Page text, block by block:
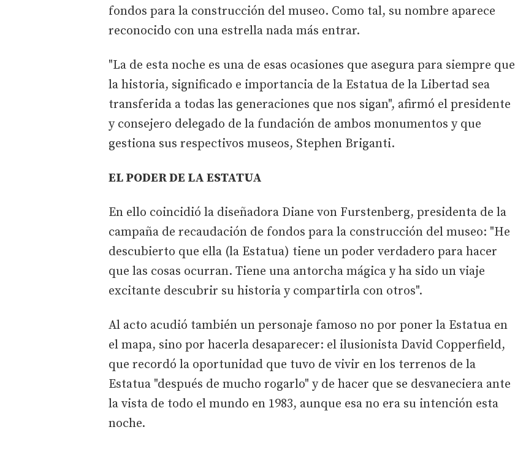
fondos para la construcción del museo. Como tal, su nombre aparece
reconocido con una estrella nada más entrar.
"La de esta noche es una de esas ocasiones que asegura para siempre que
la historia, significado e importancia de la Estatua de la Libertad sea
transferida a todas las generaciones que nos sigan", afirmó el presidente
y consejero delegado de la fundación de ambos monumentos y que
gestiona sus respectivos museos, Stephen Briganti.
EL PODER DE LA ESTATUA
En ello coincidió la diseñadora Diane von Furstenberg, presidenta de la
campaña de recaudación de fondos para la construcción del museo: "He
descubierto que ella (la Estatua) tiene un poder verdadero para hacer
que las cosas ocurran. Tiene una antorcha mágica y ha sido un viaje
excitante descubrir su historia y compartirla con otros".
Al acto acudió también un personaje famoso no por poner la Estatua en
el mapa, sino por hacerla desaparecer: el ilusionista David Copperfield,
que recordó la oportunidad que tuvo de vivir en los terrenos de la
Estatua "después de mucho rogarlo" y de hacer que se desvaneciera ante
la vista de todo el mundo en 1983, aunque esa no era su intención esta
noche.